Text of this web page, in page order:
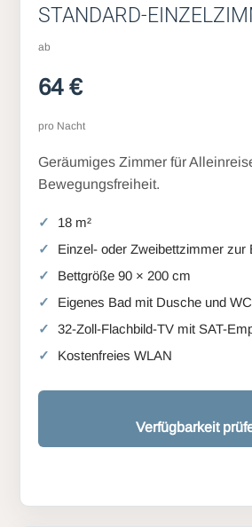
STANDARD-
ab
64 €
pro Nacht
Geräumiges Zimmer für
Bewegungsfreiheit.
18 m²
Einzel- oder Zweibettzimmer zur
Bettgröße 90 × 200 cm
Eigenes Bad mit Dusche und WC
32-Zoll-Flachbild-TV mit SAT-
Kostenfreies WLAN
Verfügbarkeit